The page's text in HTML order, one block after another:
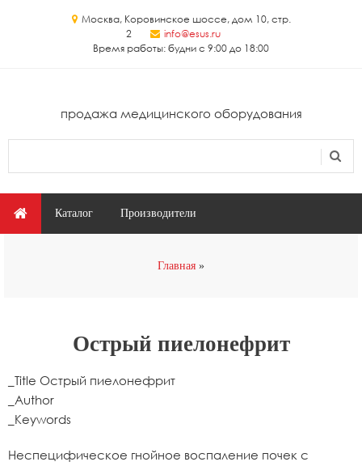
Москва, Коровинское шоссе, дом 10, стр.
2
info@esus.ru
Время работы: будни с 9:00 до 18:00
продажа медицинского оборудования
Главное меню
Каталог Производители
Главная
Острый пиелонефрит
_Title Острый пиелонефрит
_Author
_Keywords
Неспецифическое гнойное воспаление почек с